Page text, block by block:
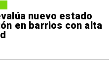
nuevo estado
en barrios con alta